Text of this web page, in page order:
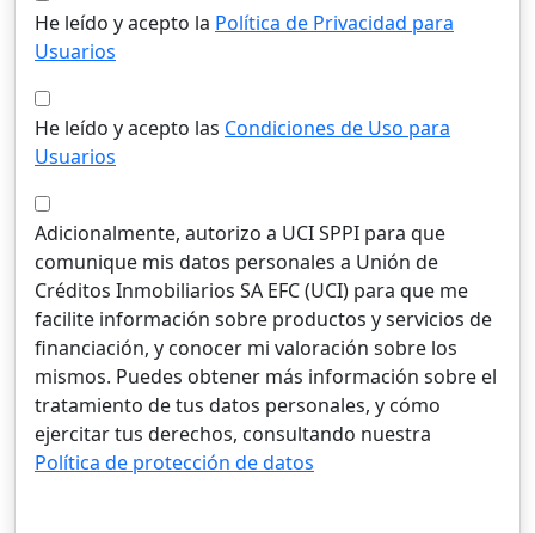
He leído y acepto la Política de Privacidad para
Usuarios
He leído y acepto las Condiciones de Uso para
Usuarios
Adicionalmente, autorizo a UCI SPPI para que
comunique mis datos personales a Unión de
Créditos Inmobiliarios SA EFC (UCI) para que me
facilite información sobre productos y servicios de
financiación, y conocer mi valoración sobre los
mismos. Puedes obtener más información sobre el
tratamiento de tus datos personales, y cómo
ejercitar tus derechos, consultando nuestra
Política de protección de datos